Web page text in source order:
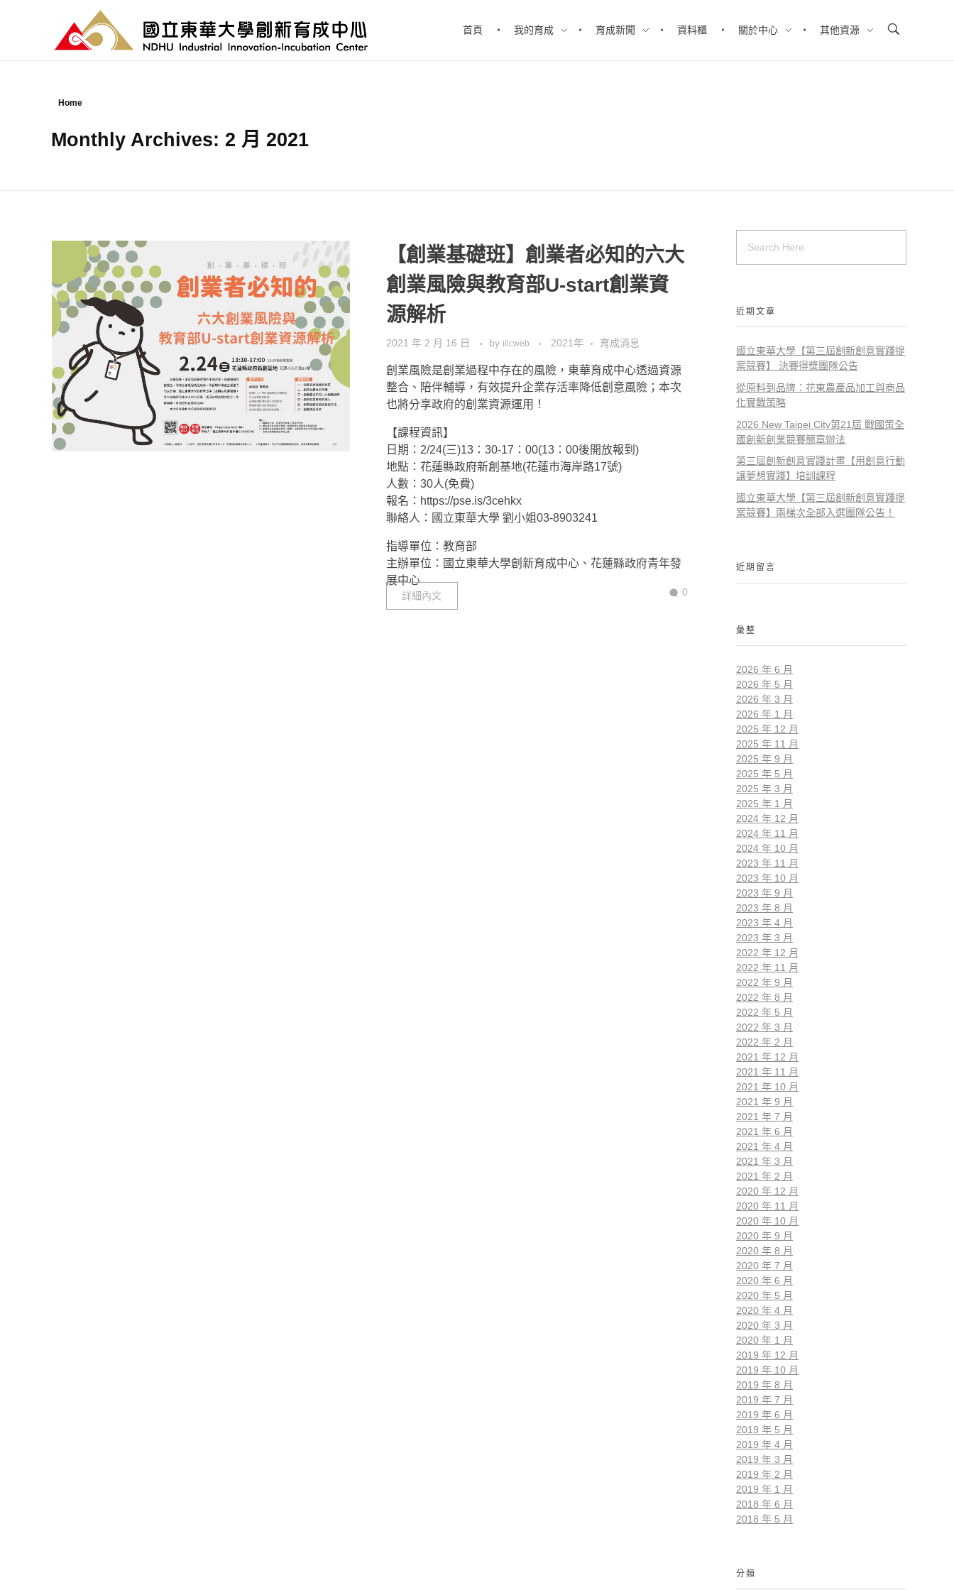
首頁 我的育成 育成新聞 資料櫃 關於中心 其他資源
Home
Monthly Archives: 2 月 2021
【創業基礎班】創業者必知的六大
創業風險與教育部U-start創業資
源解析
2021 年 2 月 16 日 by iiicweb 2021年 育成消息
創業風險是創業過程中存在的風險，東華育成中心透過資源
整合、陪伴輔導，有效提升企業存活率降低創意風險；本次
也將分享政府的創業資源運用！
【課程資訊】
日期：2/24(三)13：30-17：00(13：00後開放報到)
地點：花蓮縣政府新創基地(花蓮市海岸路17號)
人數：30人(免費)
報名：https://pse.is/3cehkx
聯絡人：國立東華大學 劉小姐03-8903241
指導單位：教育部
主辦單位：國立東華大學創新育成中心、花蓮縣政府青年發
展中心
詳細內文 0
近期文章
國立東華大學【第三屆創新創意實踐提
案競賽】 決賽得獎團隊公告
從原料到品牌：花東農產品加工與商品
化實戰策略
2026 New Taipei City第21屆 戰國策全
國創新創業競賽簡章辦法
第三屆創新創意實踐計畫【用創意行動
讓夢想實踐】培訓課程
國立東華大學【第三屆創新創意實踐提
案競賽】兩梯次全部入選團隊公告！
近期留言
彙整
2026 年 6 月
2026 年 5 月
2026 年 3 月
2026 年 1 月
2025 年 12 月
2025 年 11 月
2025 年 9 月
2025 年 5 月
2025 年 3 月
2025 年 1 月
2024 年 12 月
2024 年 11 月
2024 年 10 月
2023 年 11 月
2023 年 10 月
2023 年 9 月
2023 年 8 月
2023 年 4 月
2023 年 3 月
2022 年 12 月
2022 年 11 月
2022 年 9 月
2022 年 8 月
2022 年 5 月
2022 年 3 月
2022 年 2 月
2021 年 12 月
2021 年 11 月
2021 年 10 月
2021 年 9 月
2021 年 7 月
2021 年 6 月
2021 年 4 月
2021 年 3 月
2021 年 2 月
2020 年 12 月
2020 年 11 月
2020 年 10 月
2020 年 9 月
2020 年 8 月
2020 年 7 月
2020 年 6 月
2020 年 5 月
2020 年 4 月
2020 年 3 月
2020 年 1 月
2019 年 12 月
2019 年 10 月
2019 年 8 月
2019 年 7 月
2019 年 6 月
2019 年 5 月
2019 年 4 月
2019 年 3 月
2019 年 2 月
2019 年 1 月
2018 年 6 月
2018 年 5 月
分類